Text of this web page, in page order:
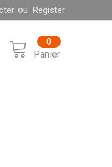
ou Register
Panier
0